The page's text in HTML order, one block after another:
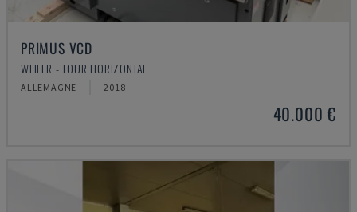
PRIMUS VCD
WEILER - TOUR HORIZONTAL
ALLEMAGNE 2018
40.000 €